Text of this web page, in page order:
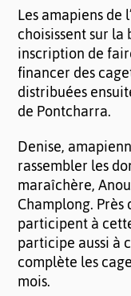
Les amapiens de
choisissent sur
inscription de
financer des
distribuées
de Pontcharra.
Denise,
rassembler les
maraîchère,
Champlong.
participent à
participe aussi à
complète les
mois.